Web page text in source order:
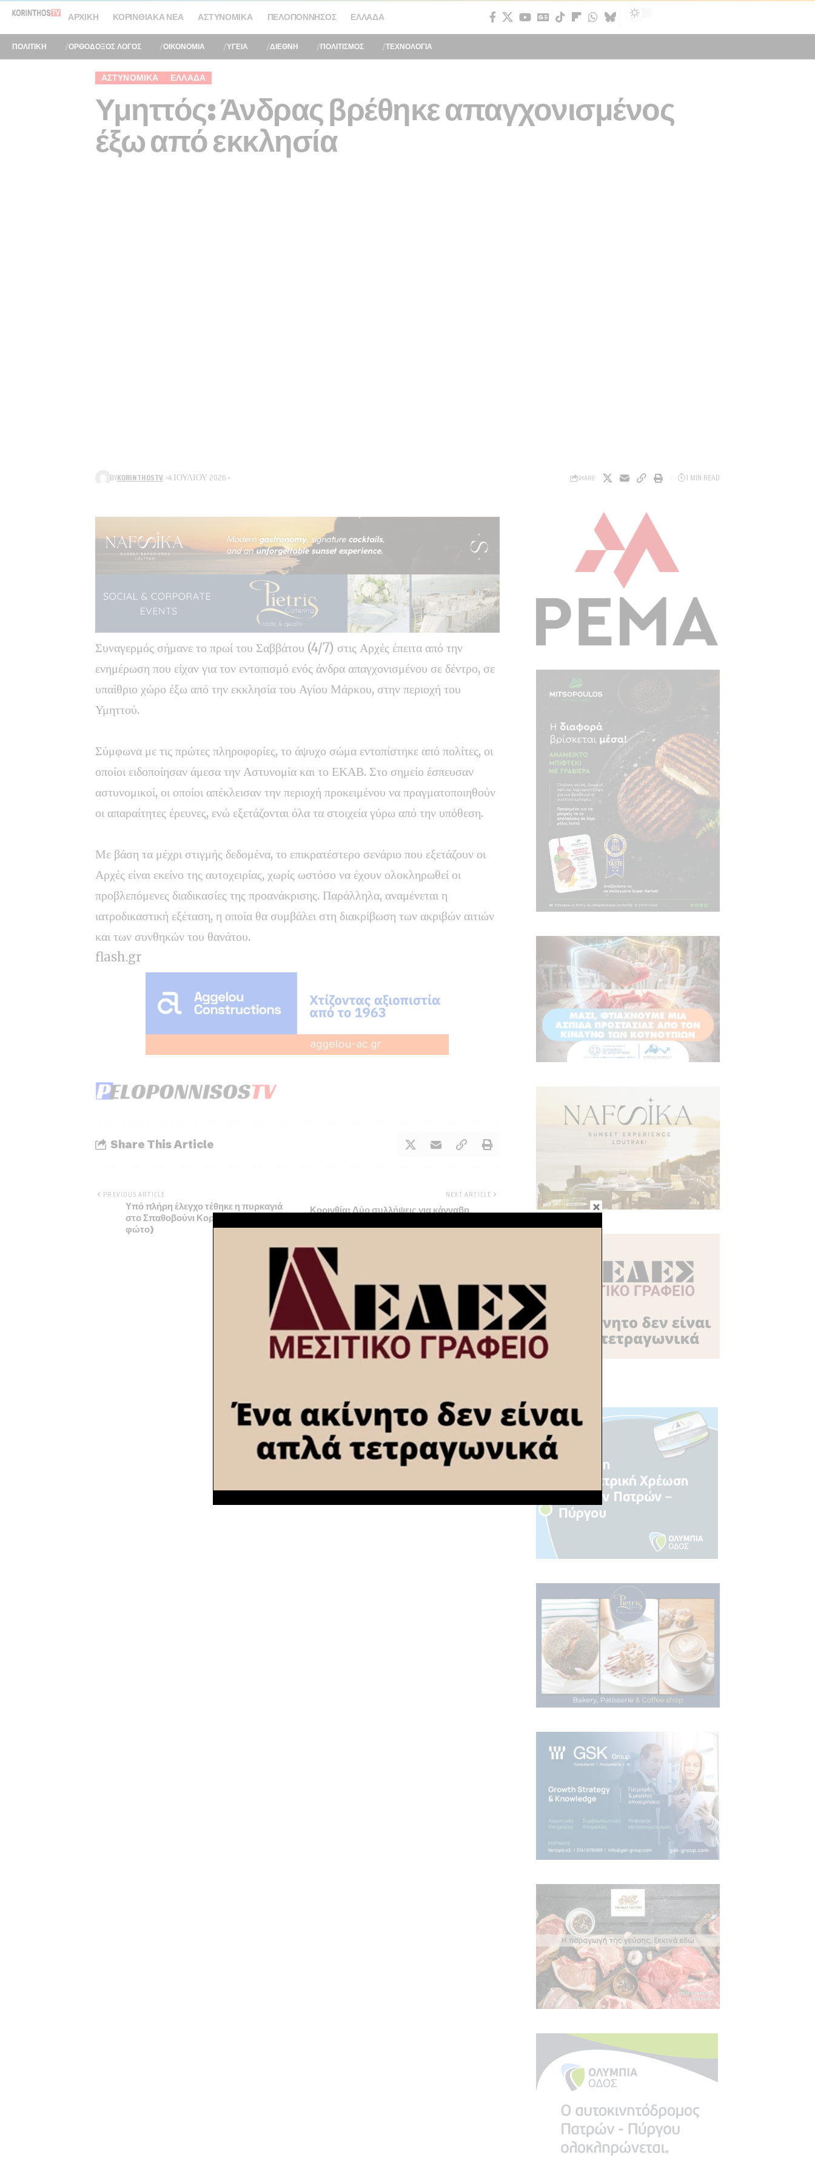
ΑΡΧΙΚΉ ΚΟΡΙΝΘΙΑΚΆ ΝΈΑ ΑΣΤΥΝΟΜΙΚΆ ΠΕΛΟΠΌΝΝΗΣΟΣ ΕΛΛΆΔΑ
ΠΟΛΙΤΙΚΗ ΟΡΘΟΔΟΞΟΣ ΛΟΓΟΣ ΟΙΚΟΝΟΜΙΑ ΥΓΕΙΑ ΔΙΕΘΝΗ ΠΟΛΙΤΙΣΜΟΣ ΤΕΧΝΟΛΟΓΙΑ
ΑΣΤΥΝΟΜΙΚΆ ΕΛΛΆΔΑ
Υμηττός: Άνδρας βρέθηκε απαγχονισμένος
έξω από εκκλησία
BYKORINTHOSTV 4 ΙΟΥΛΊΟΥ 2026 SHARE 1 MIN READ
Συναγερμός σήμανε το πρωί του Σαββάτου (4/7) στις Αρχές έπειτα από την
ενημέρωση που είχαν για τον εντοπισμό ενός άνδρα απαγχονισμένου σε δέντρο, σε
υπαίθριο χώρο έξω από την εκκλησία του Αγίου Μάρκου, στην περιοχή του
Υμηττού.
Σύμφωνα με τις πρώτες πληροφορίες, το άψυχο σώμα εντοπίστηκε από πολίτες, οι
οποίοι ειδοποίησαν άμεσα την Αστυνομία και το ΕΚΑΒ. Στο σημείο έσπευσαν
αστυνομικοί, οι οποίοι απέκλεισαν την περιοχή προκειμένου να πραγματοποιηθούν
οι απαραίτητες έρευνες, ενώ εξετάζονται όλα τα στοιχεία γύρω από την υπόθεση.
Με βάση τα μέχρι στιγμής δεδομένα, το επικρατέστερο σενάριο που εξετάζουν οι
Αρχές είναι εκείνο της αυτοχειρίας, χωρίς ωστόσο να έχουν ολοκληρωθεί οι
προβλεπόμενες διαδικασίες της προανάκρισης. Παράλληλα, αναμένεται η
ιατροδικαστική εξέταση, η οποία θα συμβάλει στη διακρίβωση των ακριβών αιτιών
και των συνθηκών του θανάτου.
flash.gr
Share This Article
PREVIOUS ARTICLE
Υπό πλήρη έλεγχο τέθηκε η πυρκαγιά
στο Σπαθοβούνι Κορινθίας (video-
φώτο)
NEXT ARTICLE
Κορινθία: Δύο συλλήψεις για κάνναβη